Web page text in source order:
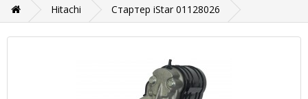
Hitachi Стартер iStar 01128026